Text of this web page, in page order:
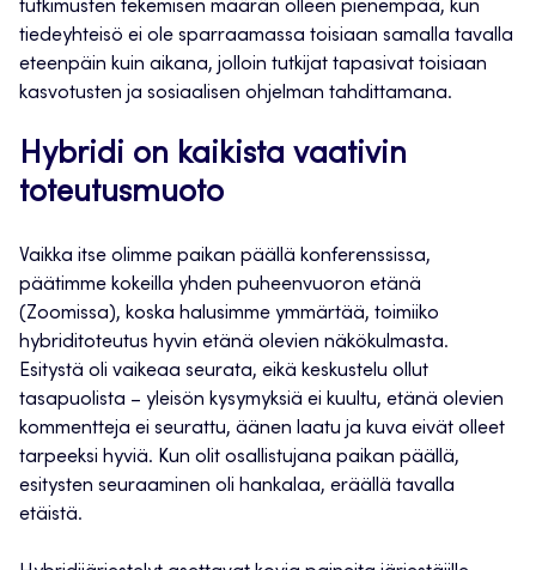
tutkimusten tekemisen määrän olleen pienempää, kun
tiedeyhteisö ei ole sparraamassa toisiaan samalla tavalla
eteenpäin kuin aikana, jolloin tutkijat tapasivat toisiaan
kasvotusten ja sosiaalisen ohjelman tahdittamana.
Hybridi on kaikista vaativin
toteutusmuoto
Vaikka itse olimme paikan päällä konferenssissa,
päätimme kokeilla yhden puheenvuoron etänä
(Zoomissa), koska halusimme ymmärtää, toimiiko
hybriditoteutus hyvin etänä olevien näkökulmasta.
Esitystä oli vaikeaa seurata, eikä keskustelu ollut
tasapuolista – yleisön kysymyksiä ei kuultu, etänä olevien
kommentteja ei seurattu, äänen laatu ja kuva eivät olleet
tarpeeksi hyviä. Kun olit osallistujana paikan päällä,
esitysten seuraaminen oli hankalaa, eräällä tavalla
etäistä.